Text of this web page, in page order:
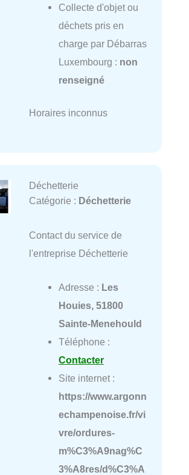
Collecte d'objet ou
déchets pris en
charge par Débarras
Luxembourg : non
renseigné
Horaires inconnus
Déchetterie
Catégorie : Déchetterie
Contact du service de
l'entreprise Déchetterie
Adresse : Les
Houies, 51800
Sainte-Menehould
Téléphone :
Contacter
Site internet :
https://www.argonn
echampenoise.fr/vi
vre/ordures-
m%C3%A9nag%C
3%A8res/d%C3%A